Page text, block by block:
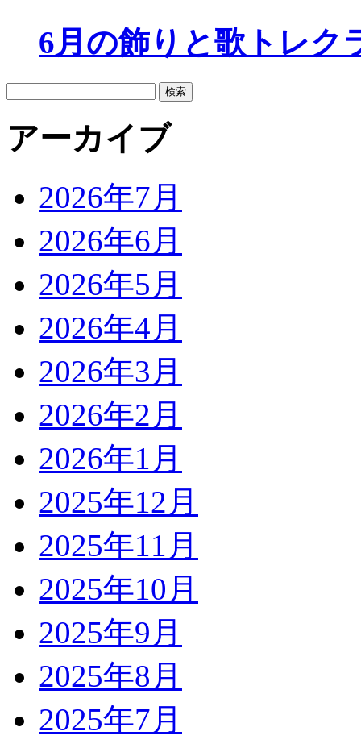
6月の飾りと歌トレク
アーカイブ
2026年7月
2026年6月
2026年5月
2026年4月
2026年3月
2026年2月
2026年1月
2025年12月
2025年11月
2025年10月
2025年9月
2025年8月
2025年7月